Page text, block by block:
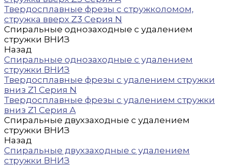
Твердосплавные фрезы с стружколомом,
стружка вверх Z3 Серия N
Спиральные однозаходные с удалением
стружки ВНИЗ
Назад
Спиральные однозаходные с удалением
стружки ВНИЗ
Твердосплавные фрезы с удалением стружки
вниз Z1 Серия N
Твердосплавные фрезы с удалением стружки
вниз Z1 Серия A
Спиральные двухзаходные с удалением
стружки ВНИЗ
Назад
Спиральные двухзаходные с удалением
стружки ВНИЗ